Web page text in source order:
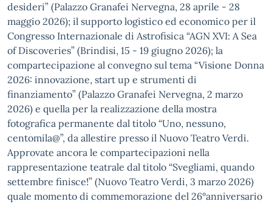
desideri” (Palazzo Granafei Nervegna, 28 aprile - 28
maggio 2026); il supporto logistico ed economico per il
Congresso Internazionale di Astrofisica “AGN XVI: A Sea
of Discoveries” (Brindisi, 15 - 19 giugno 2026); la
compartecipazione al convegno sul tema “Visione Donna
2026: innovazione, start up e strumenti di
finanziamento” (Palazzo Granafei Nervegna, 2 marzo
2026) e quella per la realizzazione della mostra
fotografica permanente dal titolo “Uno, nessuno,
centomila@”, da allestire presso il Nuovo Teatro Verdi.
Approvate ancora le compartecipazioni nella
rappresentazione teatrale dal titolo “Svegliami, quando
settembre finisce!” (Nuovo Teatro Verdi, 3 marzo 2026)
quale momento di commemorazione del 26°anniversario